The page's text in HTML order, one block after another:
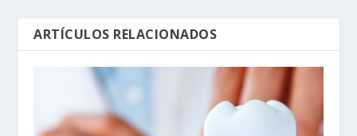
ARTÍCULOS RELACIONADOS